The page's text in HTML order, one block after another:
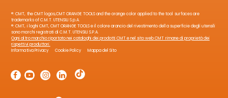
®: CMT, the CMT logos,CMT ORANGE TOOLS and the orange color applied to the tool surfaces are
trademarks of C.M.T. UTENSILI S.p.A.
®: CMT, i loghi CMT, CMT ORANGE TOOLS e il colore arancio del rivestimento della superficie degli utensili
sono marchi registrati di C.M.T. UTENSILI S.P.A.
Ogni altro marchio riportato nei cataloghi dei prodotti CMT e nel sito web CMT rimane di proprietà dei
rispettivi produttori.
Informativa Privacy
Cookie Policy Mappa del Sito